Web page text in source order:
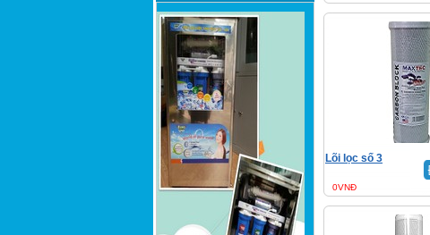
Lõi lọc số 3
0VNĐ